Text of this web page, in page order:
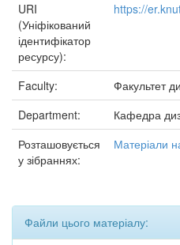
URI
(Уніфікований
ідентифікатор
ресурсу):
https://
Faculty:
Факультет
Department:
Кафедра
Розташовується
у зібраннях:
Матеріали
Файли цього матеріалу: